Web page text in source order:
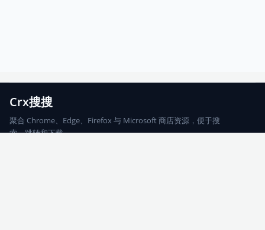
Crx搜搜
聚合 Chrome、Edge、Firefox 与 Microsoft 商店资源，便于搜
索、跳转和下载。